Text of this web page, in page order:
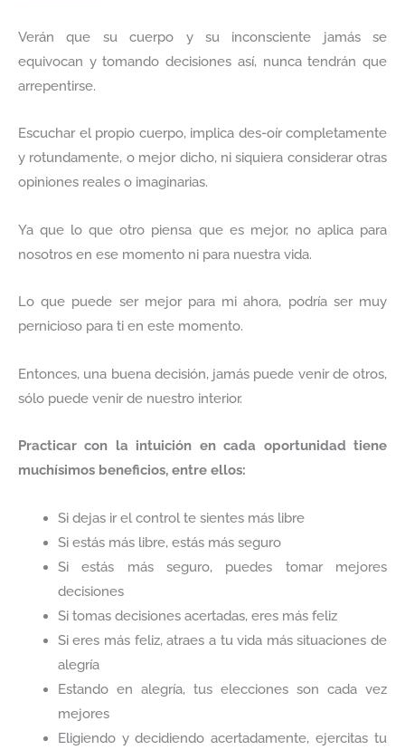
Verán que su cuerpo y su inconsciente jamás se
equivocan y tomando decisiones así, nunca tendrán que
arrepentirse.
Escuchar el propio cuerpo, implica des-oír completamente
y rotundamente, o mejor dicho, ni siquiera considerar otras
opiniones reales o imaginarias.
Ya que lo que otro piensa que es mejor, no aplica para
nosotros en ese momento ni para nuestra vida.
Lo que puede ser mejor para mi ahora, podría ser muy
pernicioso para ti en este momento.
Entonces, una buena decisión, jamás puede venir de otros,
sólo puede venir de nuestro interior.
Practicar con la intuición en cada oportunidad tiene
muchísimos beneficios, entre ellos:
Si dejas ir el control te sientes más libre
Si estás más libre, estás más seguro
Si estás más seguro, puedes tomar mejores
decisiones
Si tomas decisiones acertadas, eres más feliz
Si eres más feliz, atraes a tu vida más situaciones de
alegría
Estando en alegría, tus elecciones son cada vez
mejores
Eligiendo y decidiendo acertadamente, ejercitas tu